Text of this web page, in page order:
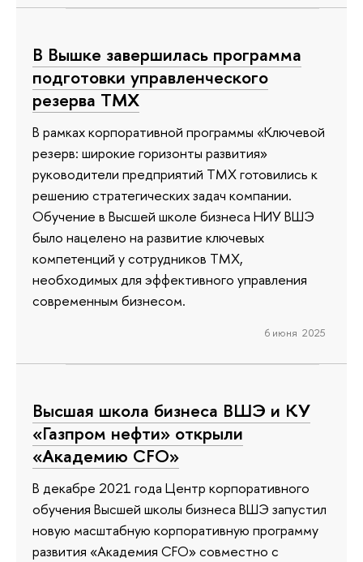
В Вышке завершилась программа
подготовки управленческого
резерва ТМХ
В рамках корпоративной программы «Ключевой
резерв: широкие горизонты развития»
руководители предприятий ТМХ готовились к
решению стратегических задач компании.
Обучение в Высшей школе бизнеса НИУ ВШЭ
было нацелено на развитие ключевых
компетенций у сотрудников ТМХ,
необходимых для эффективного управления
современным бизнесом.
6 июня 2025
Высшая школа бизнеса ВШЭ и КУ
«Газпром нефти» открыли
«Академию CFO»
В декабре 2021 года Центр корпоративного
обучения Высшей школы бизнеса ВШЭ запустил
новую масштабную корпоративную программу
развития «Академия CFO» совместно с